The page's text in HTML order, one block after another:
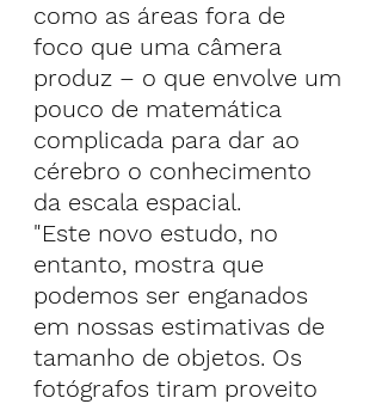
como as áreas fora de
foco que uma câmera
produz – o que envolve um
pouco de matemática
complicada para dar ao
cérebro o conhecimento
da escala espacial.
"Este novo estudo, no
entanto, mostra que
podemos ser enganados
em nossas estimativas de
tamanho de objetos. Os
fotógrafos tiram proveito